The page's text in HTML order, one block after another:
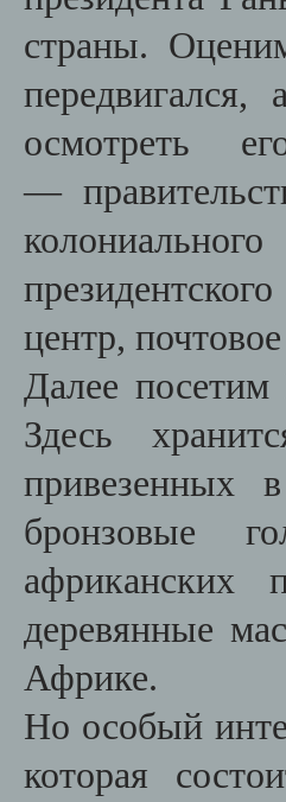
страны.
передвигался,
осмотреть
—
центр,
Далее посетим
Здесь
привезенных
бронзовые
африканских
деревянные
Африке.
Но особый
которая